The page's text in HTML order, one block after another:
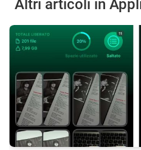
Altri articoli in